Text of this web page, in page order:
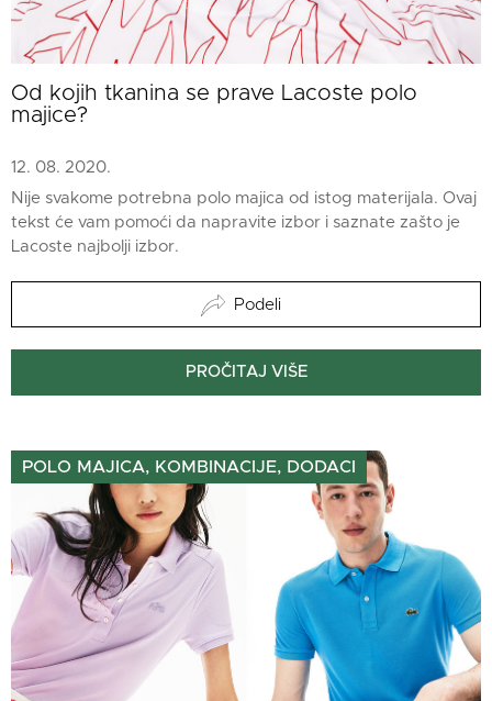
Od kojih tkanina se prave Lacoste polo
majice?
12. 08. 2020.
Nije svakome potrebna polo majica od istog materijala. Ovaj
tekst će vam pomoći da napravite izbor i saznate zašto je
Lacoste najbolji izbor.
Podeli
PROČITAJ VIŠE
POLO MAJICA, KOMBINACIJE, DODACI